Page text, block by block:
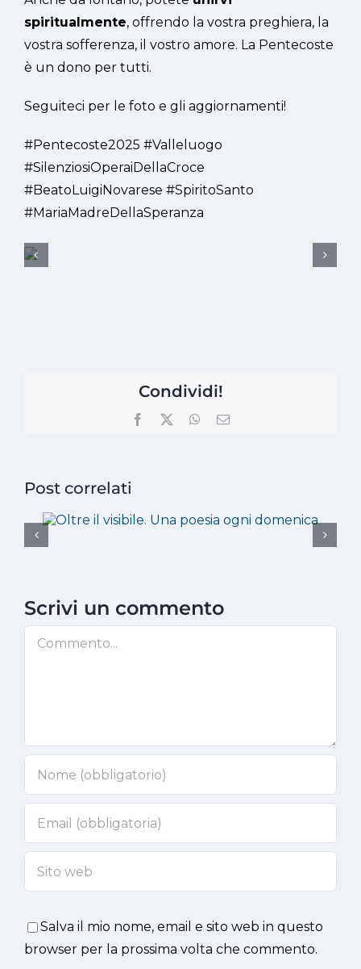
spiritualmente, offrendo la vostra preghiera, la
vostra sofferenza, il vostro amore. La Pentecoste
è un dono per tutti.
Seguiteci per le foto e gli aggiornamenti!
#Pentecoste2025 #Valleluogo
#SilenziosiOperaiDellaCroce
#BeatoLuigiNovarese #SpiritoSanto
#MariaMadreDellaSperanza
Condividi!
Facebook WhatsApp
Email
Post correlati
Scrivi un commento
Commento
Salva il mio nome, email e sito web in questo
browser per la prossima volta che commento.